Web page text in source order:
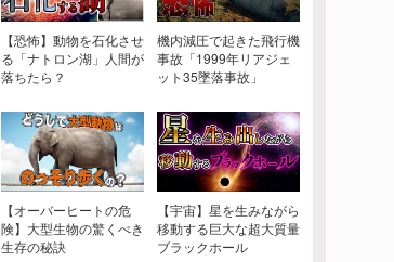
【恐怖】動物を石化させ
る「ナトロン湖」人間が
落ちたら？
機内減圧で起きた飛行機
事故「1999年リアジェ
ット35墜落事故」
【オーバーヒートの危
険】大型生物の驚くべき
生存の秘訣
【宇宙】星を生みながら
移動する巨大な超大質量
ブラックホール